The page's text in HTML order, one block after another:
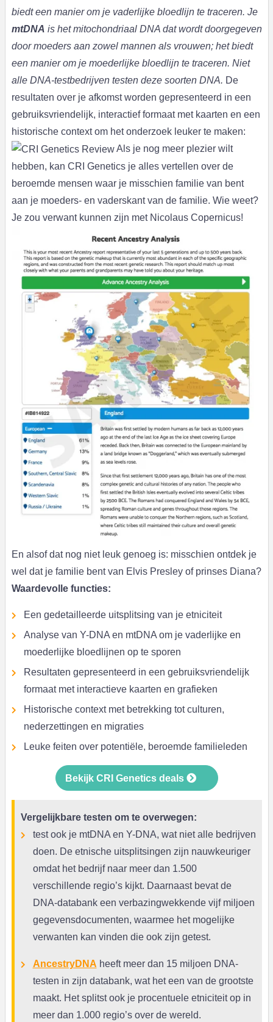
biedt een manier om je vaderlijke bloedlijn te traceren. Je
mtDNA is het mitochondriaal DNA dat wordt doorgegeven
door moeders aan zowel mannen als vrouwen; het biedt
een manier om je moederlijke bloedlijn te traceren. Niet
alle DNA-testbedrijven testen deze soorten DNA. De
resultaten over je afkomst worden gepresenteerd in een
gebruiksvriendelijk, interactief formaat met kaarten en een
historische context om het onderzoek leuker te maken:
Als je nog meer plezier wilt
hebben, kan CRI Genetics je alles vertellen over de
beroemde mensen waar je misschien familie van bent
aan je moeders- en vaderskant van de familie. Wie weet?
Je zou verwant kunnen zijn met Nicolaus Copernicus!
En alsof dat nog niet leuk genoeg is: misschien ontdek je
wel dat je familie bent van Elvis Presley of prinses Diana?
Waardevolle functies:
Een gedetailleerde uitsplitsing van je etniciteit
Analyse van Y-DNA en mtDNA om je vaderlijke en
moederlijke bloedlijnen op te sporen
Resultaten gepresenteerd in een gebruiksvriendelijk
formaat met interactieve kaarten en grafieken
Historische context met betrekking tot culturen,
nederzettingen en migraties
Leuke feiten over potentiële, beroemde familieleden
Bekijk CRI Genetics deals
Vergelijkbare testen om te overwegen:
test ook je mtDNA en Y-DNA, wat niet alle bedrijven
doen. De etnische uitsplitsingen zijn nauwkeuriger
omdat het bedrijf naar meer dan 1.500
verschillende regio’s kijkt. Daarnaast bevat de
DNA-databank een verbazingwekkende vijf miljoen
gegevensdocumenten, waarmee het mogelijke
verwanten kan vinden die ook zijn getest.
AncestryDNA heeft meer dan 15 miljoen DNA-
testen in zijn databank, wat het een van de grootste
maakt. Het splitst ook je procentuele etniciteit op in
meer dan 1.000 regio’s over de wereld.